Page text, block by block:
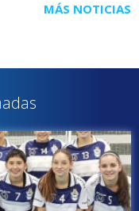
MÁS NOTICIAS